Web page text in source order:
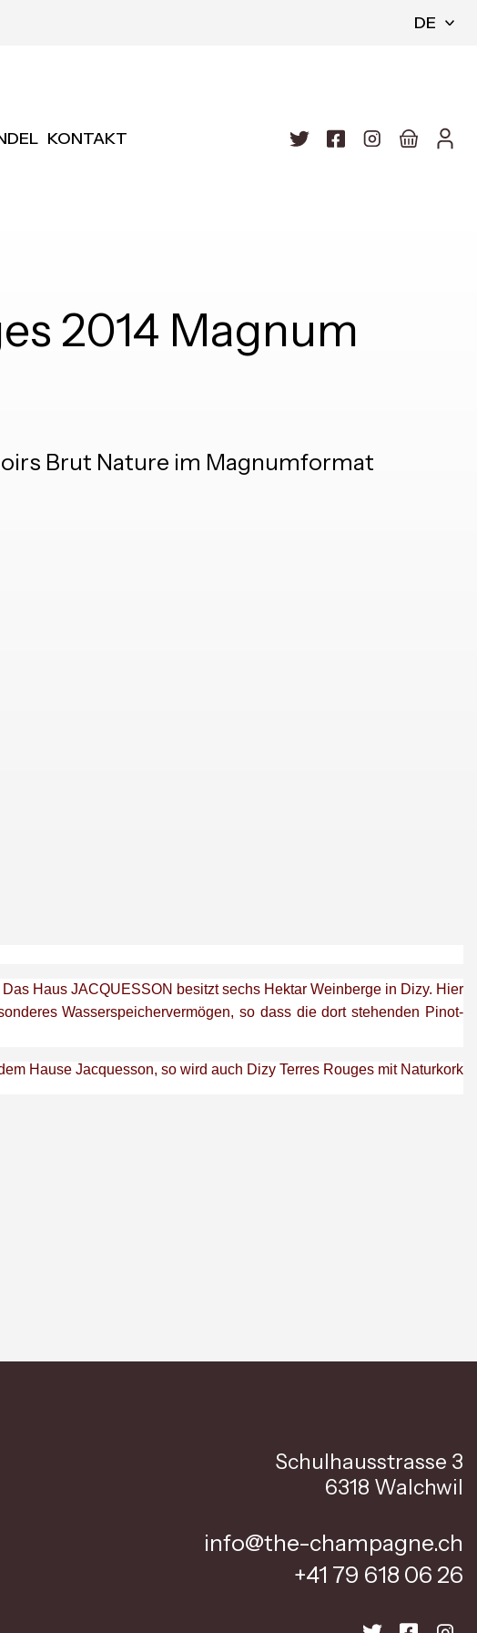
DE
KONTAKT
2014 Magnum
Brut Nature im Magnumformat
Haus JACQUESSON besitzt sechs Hektar Weinberge in Dizy. Hier
Wasserspeichervermögen, so dass die dort stehenden Pinot-
Hause Jacquesson, so wird auch Dizy Terres Rouges mit Naturkork
Schulhausstrasse 3
6318 Walchwil
info@the-champagne.ch
+41 79 618 06 26